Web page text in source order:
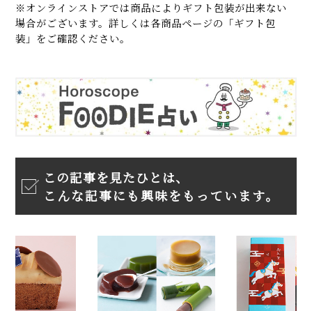
※オンラインストアでは商品によりギフト包装が出来ない
場合がございます。詳しくは各商品ページの「ギフト包
装」をご確認ください。
この記事を見たひとは、
こんな記事にも興味をもっています。